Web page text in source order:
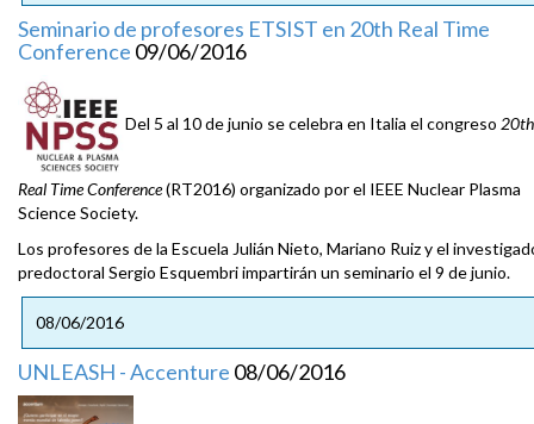
Seminario de profesores ETSIST en 20th Real Time
Conference 09/06/2016
Del 5 al 10 de junio se celebra en Italia el congreso 20th
Real Time Conference(RT2016) organizado por el IEEE Nuclear Plasma
Science Society.
Los profesores de la Escuela Julián Nieto, Mariano Ruiz y el
predoctoral Sergio Esquembri impartirán un seminario el 9 de junio.
08/06/2016
UNLEASH - Accenture 08/06/2016